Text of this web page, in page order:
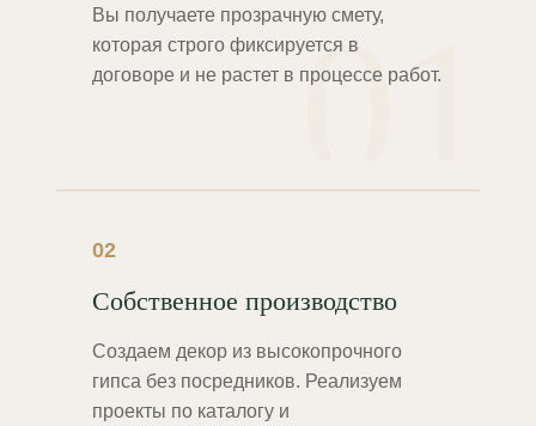
01
Вы получаете прозрачную смету,
которая строго фиксируется в
договоре и не растет в процессе работ.
02
Собственное производство
Создаем декор из высокопрочного
гипса без посредников. Реализуем
проекты по каталогу и